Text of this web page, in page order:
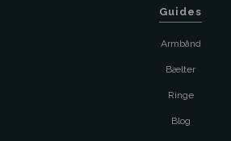
Guides
Armbånd
Bælter
Ringe
Blog